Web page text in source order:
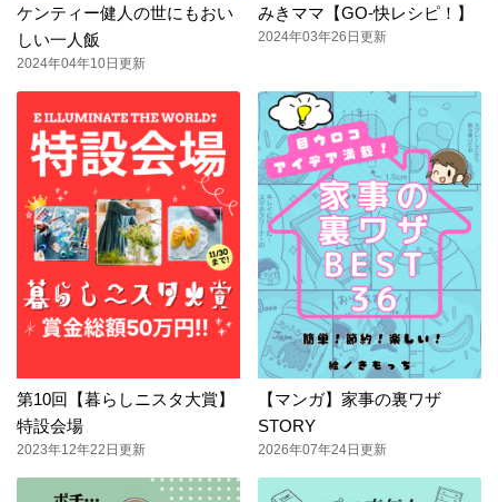
ケンティー健人の世にもおい
しい一人飯
2024年04年10日更新
みきママ【GO-快レシピ！】
2024年03年26日更新
第10回【暮らしニスタ大賞】
特設会場
2023年12年22日更新
【マンガ】家事の裏ワザ
STORY
2026年07年24日更新